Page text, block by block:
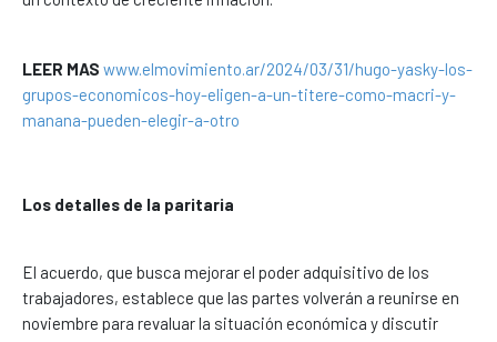
LEER MAS www.elmovimiento.ar/2024/03/31/hugo-yasky-los-
grupos-economicos-hoy-eligen-a-un-titere-como-macri-y-
manana-pueden-elegir-a-otro
Los detalles de la paritaria
El acuerdo, que busca mejorar el poder adquisitivo de los
trabajadores, establece que las partes volverán a reunirse en
noviembre para revaluar la situación económica y discutir